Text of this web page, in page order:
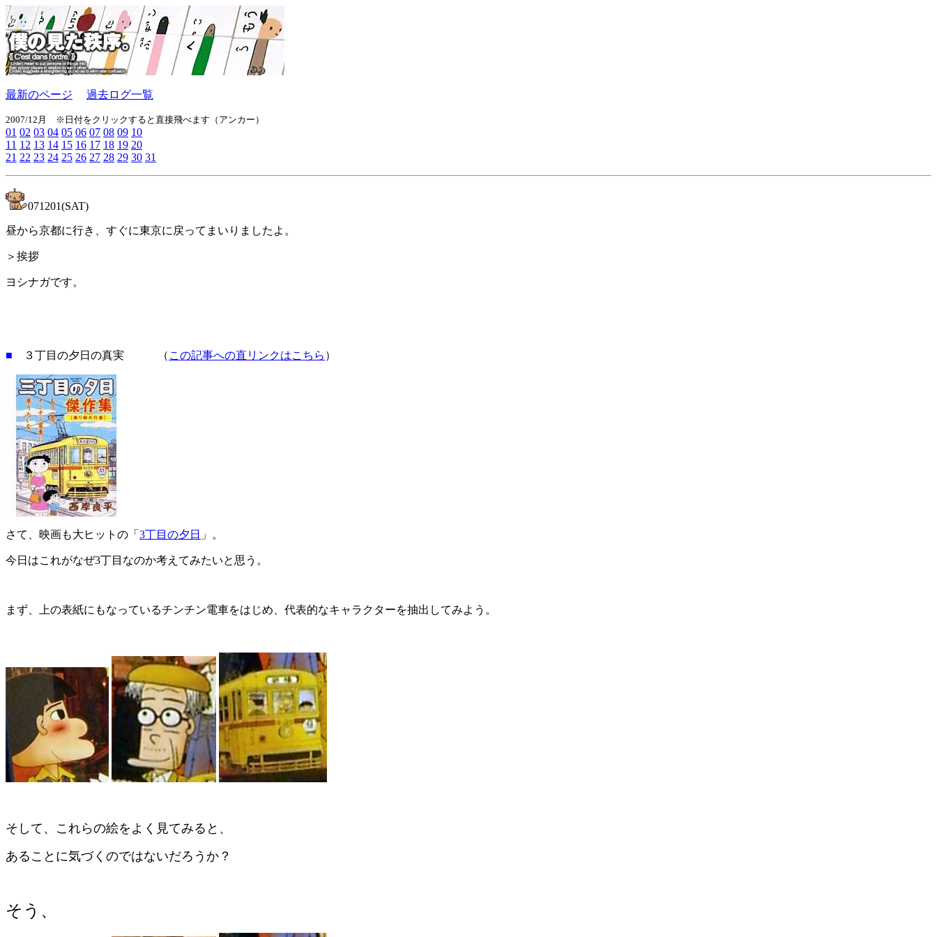
最新のページ 過去ログ一覧
2007/12月 ※日付をクリックすると直接飛べます（アンカー）
01 02 03 04 05 06 07 08 09 10
11 12 13 14 15 16 17 18 19 20
21 22 23 24 25 26 27 28 29 30 31
071201(SAT)
昼から京都に行き、すぐに東京に戻ってまいりましたよ。
＞挨拶
ヨシナガです。
■ ３丁目の夕日の真実 （ この記事への直リンクはこちら ）
さて、映画も大ヒットの「 3丁目の夕日 」。
今日はこれがなぜ3丁目なのか考えてみたいと思う。
まず、上の表紙にもなっているチンチン電車をはじめ、代表的なキャラクターを抽出してみよう。
そして、これらの絵をよく見てみると、
あることに気づくのではないだろうか？
そう、